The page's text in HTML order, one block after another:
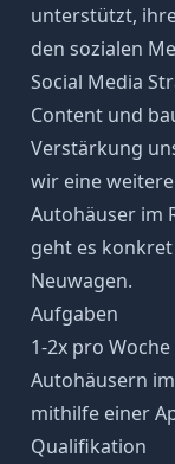
unterstützt,
den sozialen
Social Media
Content und
Verstärkung
wir eine
Autohäuser im
geht es
Neuwagen.
Aufgaben
1-2x pro
Autohäusern
mithilfe einer
Qualifikation